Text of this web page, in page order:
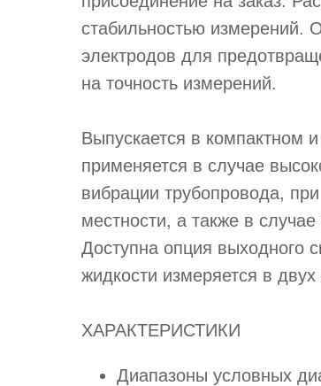
стабильностью измерений.
электродов для
на точность измерений.
Выпускается в компактном
применяется в случае
вибрации трубопровода,
местности, а также в
Доступна опция выходного
жидкости измеряется в
ХАРАКТЕРИСТИКИ
Диапазоны условных